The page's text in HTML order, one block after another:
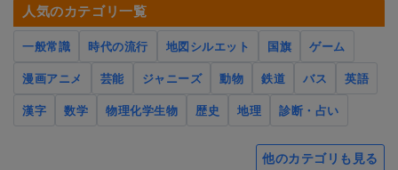
人気のカテゴリ一覧
一般常識 時代の流行 地図シルエット 国旗
ゲーム
漫画アニメ
芸能 ジャニーズ 動物 鉄道 バス
英語
漢字
数学 物理化学生物 歴史 地理 診断・占い
他のカテゴリも見る